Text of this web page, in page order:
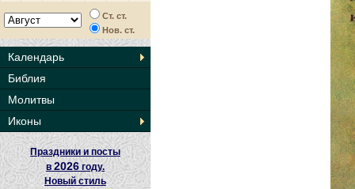
Ст. ст.
Нов. ст.
Календарь
Библия
Молитвы
Иконы
Праздники и посты
в2026 году.
Новый стиль